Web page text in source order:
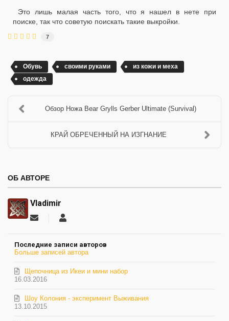
Это лишь малая часть того, что я нашел в нете при
поиске, так что советую поискать такие выкройки.
7
Обувь своими руками
из кожи и меха
одежда
Обзор Ножа Bear Grylls Gerber Ultimate (Survival)
КРАЙ ОБРЕЧЕННЫЙ НА ИЗГНАНИЕ
ОБ АВТОРЕ
Vladimir
Подписаться
автора
Последние записи авторов
Больше записей автора
16.03.2016
Щепочница из Икеи и мини набор
13.10.2015
Шоу Колония - эксперимент Выживания